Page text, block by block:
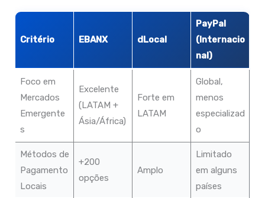
Critério EBANX dLocal
PayPal
(Internacio
nal)
Foco em
Mercados
Emergente
s
Excelente
(LATAM +
Ásia/África)
Forte em
LATAM
Global,
menos
especializad
o
Métodos de
Pagamento
Locais
+200
opções
Amplo
Limitado
em alguns
países